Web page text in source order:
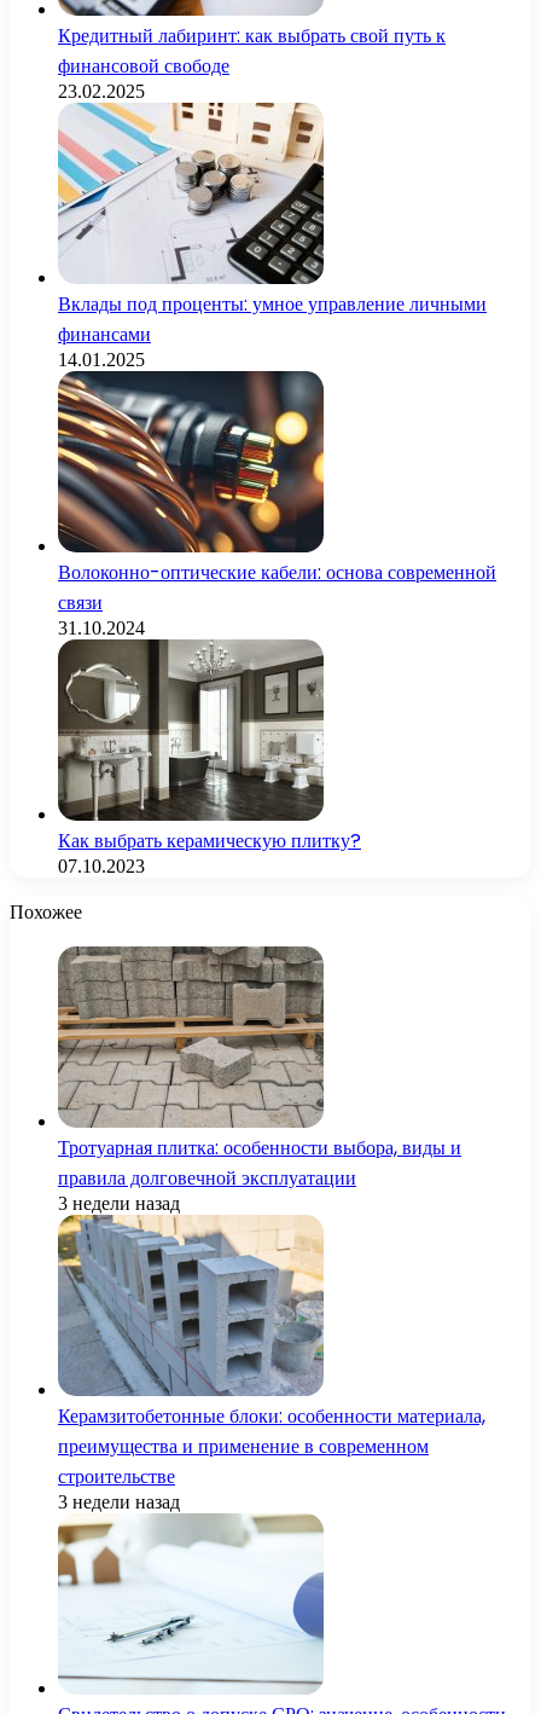
Кредитный лабиринт: как выбрать свой путь к
финансовой свободе
23.02.2025
Вклады под проценты: умное управление личными
финансами
14.01.2025
Волоконно-оптические кабели: основа современной
связи
31.10.2024
Как выбрать керамическую плитку?
07.10.2023
Похожее
Тротуарная плитка: особенности выбора, виды и
правила долговечной эксплуатации
3 недели назад
Керамзитобетонные блоки: особенности материала,
преимущества и применение в современном
строительстве
3 недели назад